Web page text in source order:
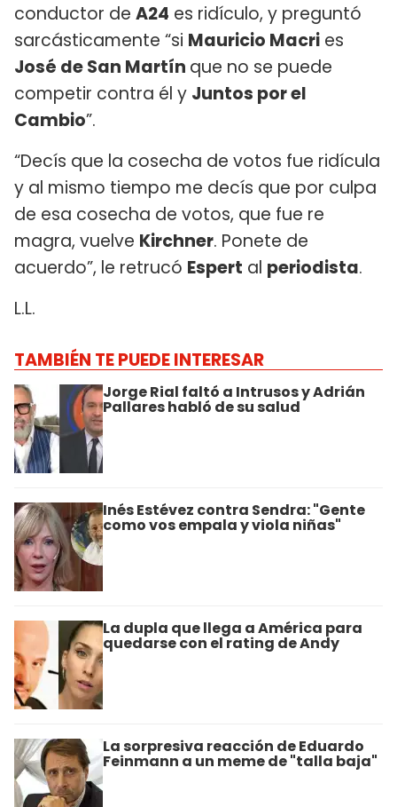
conductor de A24 es ridículo, y preguntó
sarcásticamente “si Mauricio Macri es
José de San Martín que no se puede
competir contra él y Juntos por el
Cambio”.
“Decís que la cosecha de votos fue ridícula
y al mismo tiempo me decís que por culpa
de esa cosecha de votos, que fue re
magra, vuelve Kirchner. Ponete de
acuerdo”, le retrucó Espert al periodista.
L.L.
TAMBIÉN TE PUEDE INTERESAR
Jorge Rial faltó a Intrusos y Adrián
Pallares habló de su salud
Inés Estévez contra Sendra: "Gente
como vos empala y viola niñas"
La dupla que llega a América para
quedarse con el rating de Andy
La sorpresiva reacción de Eduardo
Feinmann a un meme de "talla baja"